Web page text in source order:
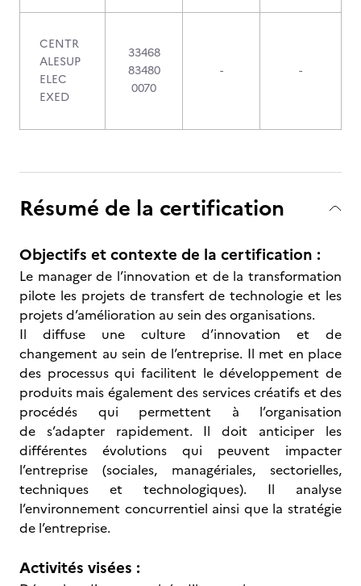
CENTR
ALESUP
ELEC
EXED
33468
83480
0070
- -
Résumé de la certification
Objectifs et contexte de la certification :
Le manager de l’innovation et de la transformation
pilote les projets de transfert de technologie et les
projets d’amélioration au sein des organisations.
Il diffuse une culture d’innovation et de
changement au sein de l’entreprise. Il met en place
des processus qui facilitent le développement de
produits mais également des services créatifs et des
procédés qui permettent à l’organisation
de s’adapter rapidement. Il doit anticiper les
différentes évolutions qui peuvent impacter
l’entreprise (sociales, managériales, sectorielles,
techniques et technologiques). Il analyse
l’environnement concurrentiel ainsi que la stratégie
de l’entreprise.
Activités visées :